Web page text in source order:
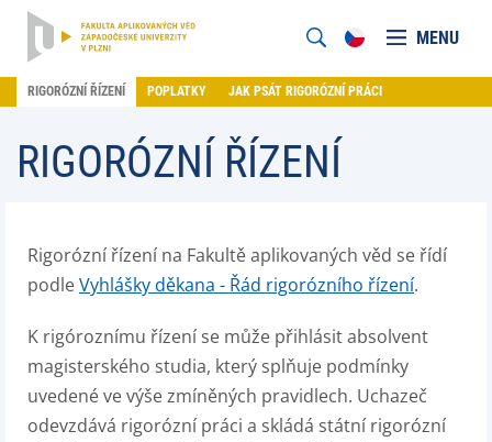
MENU
RIGORÓZNÍ ŘÍZENÍ POPLATKY JAK PSÁT RIGORÓZNÍ PRÁCI
RIGORÓZNÍ ŘÍZENÍ
Rigorózní řízení na Fakultě aplikovaných věd se řídí
podleVyhlášky děkana - Řád rigorózního řízení.
K rigóroznímu řízení se může přihlásit absolvent
magisterského studia, který splňuje podmínky
uvedené ve výše zmíněných pravidlech. Uchazeč
odevzdává rigorózní práci a skládá státní rigorózní